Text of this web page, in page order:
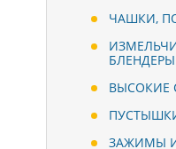
ЧАШКИ,
БЛЕНДЕРЫ
ВЫСОКИЕ
ЗАЖИМЫ